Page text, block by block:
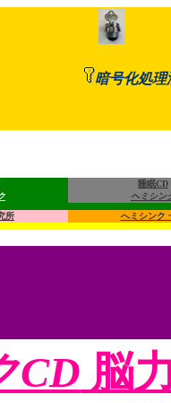
暗号化処理
睡眠CD
ヘミシン
所 へミシンク
CD 脳